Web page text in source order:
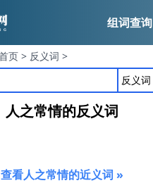
组词查询
页 > 反义词 >
人之常情的反义词
查看人之常情的近义词 »